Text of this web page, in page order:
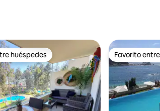
huéspedes
huéspedes Favorito
Favorito